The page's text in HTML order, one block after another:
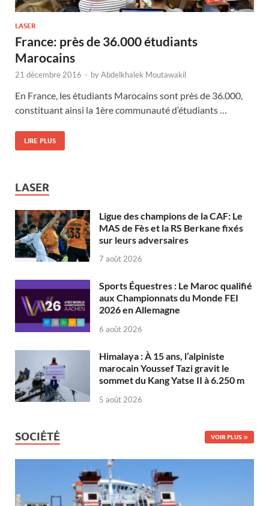
LASER
France: près de 36.000 étudiants
Marocains
21 décembre 2016 - byAbdelkhalek Moutawakil
En France, les étudiants Marocains sont près de 36.000,
constituant ainsi la 1ère communauté d’étudiants …
LIRE PLUS
LASER
Ligue des champions de la CAF: Le
MAS de Fès et la RS Berkane fixés
sur leurs adversaires
7 août 2026
Sports Équestres : Le Maroc qualifié
aux Championnats du Monde FEI
2026 en Allemagne
6 août 2026
Himalaya : À 15 ans, l’alpiniste
marocain Youssef Tazi gravit le
sommet du Kang Yatse II à 6.250 m
5 août 2026
SOCIÉTÉ VOIR PLUS